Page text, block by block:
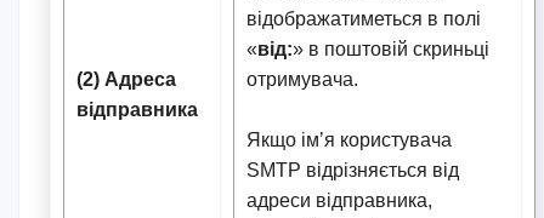
(2) Адреса
відправника
відображатиметься в полі
«від:» в поштовій скриньці
отримувача.
Якщо імʼя користувача
SMTP відрізняється від
адреси відправника,